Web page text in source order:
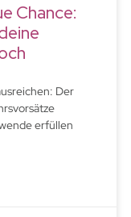
Chance:
Der
erfüllen